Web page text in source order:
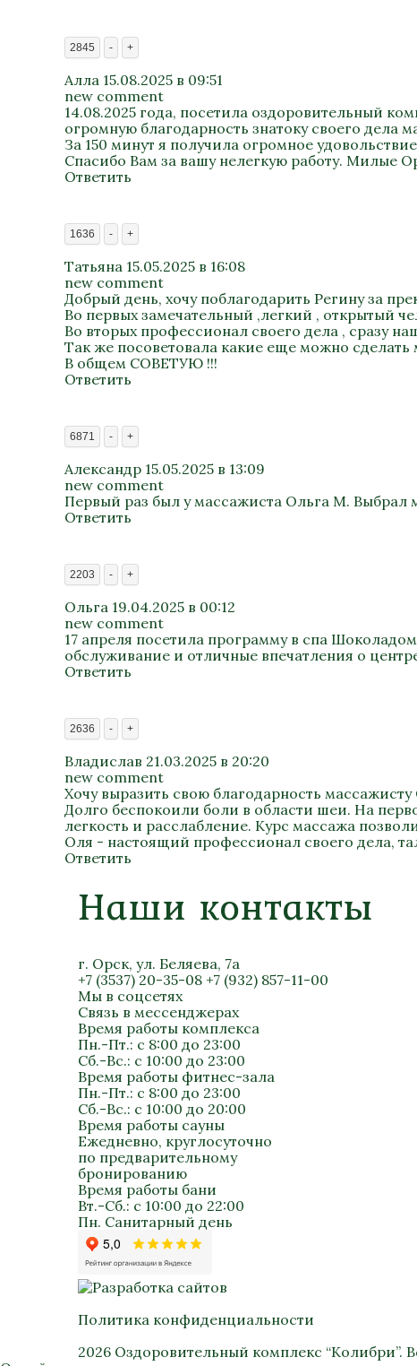
2845 - +
Алла 15.08.2025 в 09:51
new comment
14.08.2025 года, посетила оздоровительный
огромную благодарность знатоку своего дела
За 150 минут я получила огромное
Спасибо Вам за вашу нелегкую работу. Милые
Ответить
1636 - +
Татьяна 15.05.2025 в 16:08
new comment
Добрый день, хочу поблагодарить Регину за
Во первых замечательный ,легкий , открытый
Во вторых профессионал своего дела , сразу
Так же посоветовала какие еще можно
В общем СОВЕТУЮ !!!
Ответить
6871 - +
Александр 15.05.2025 в 13:09
new comment
Первый раз был у массажиста Ольга М.
Ответить
2203 - +
Ольга 19.04.2025 в 00:12
new comment
17 апреля посетила программу в спа
обслуживание и отличные впечатления о
Ответить
2636 - +
Владислав 21.03.2025 в 20:20
new comment
Хочу выразить свою благодарность
Долго беспокоили боли в области шеи. На
легкость и расслабление. Курс массажа
Оля - настоящий профессионал своего дела,
Ответить
Наши контакты
г. Орск, ул. Беляева, 7а
+7 (3537) 20-35-08 +7 (932) 857-11-00
Мы в соцсетях
Связь в мессенджерах
Время работы комплекса
Пн.-Пт.: с 8:00 до 23:00
Сб.-Вс.: с 10:00 до 23:00
Время работы фитнес-зала
Пн.-Пт.: с 8:00 до 23:00
Сб.-Вс.: с 10:00 до 20:00
Время работы сауны
Ежедневно, круглосуточно
по предварительному
бронированию
Время работы бани
Вт.-Сб.: с 10:00 до 22:00
Пн. Санитарный день
Политика конфиденциальности
2026 Оздоровительный комплекс “Колибри”.